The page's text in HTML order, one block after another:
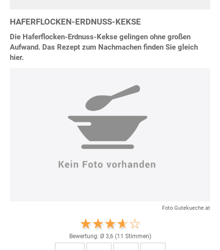
HAFERFLOCKEN-ERDNUSS-KEKSE
Die Haferflocken-Erdnuss-Kekse gelingen ohne großen
Aufwand. Das Rezept zum Nachmachen finden Sie gleich
hier.
Foto Gutekueche.at
Bewertung: Ø 3,6 (11 Stimmen)